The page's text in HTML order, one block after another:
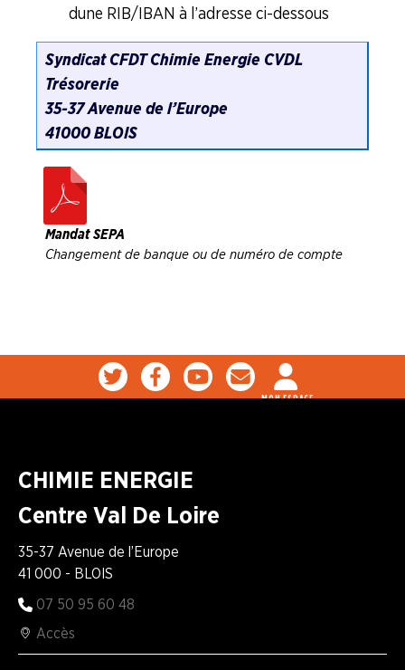
dune RIB/IBAN à l’adresse ci-dessous
Syndicat CFDT Chimie Energie CVDL
Trésorerie
35-37 Avenue de l’Europe
41000 BLOIS
Mandat SEPA
Changement de banque ou de numéro de compte
MON ESPACE
CHIMIE ENERGIE
Centre Val De Loire
35-37 Avenue de l’Europe
41 000 - BLOIS
07 50 95 60 48
Accès